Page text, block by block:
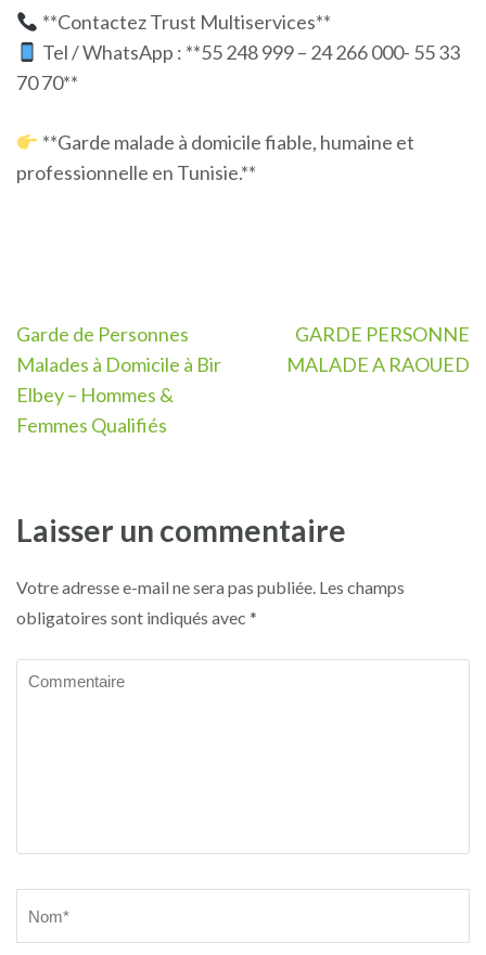
**Contactez Trust Multiservices**
Tel / WhatsApp : **55 248 999 – 24 266 000- 55 33
70 70**
**Garde malade à domicile fiable, humaine et
professionnelle en Tunisie.**
Navigation
de
l’article
Garde de Personnes
Malades à Domicile à Bir
Elbey – Hommes &
Femmes Qualifiés
GARDE PERSONNE
MALADE A RAOUED
Laisser un commentaire
Votre adresse e-mail ne sera pas publiée. Les champs
obligatoires sont indiqués avec *
Commentaire